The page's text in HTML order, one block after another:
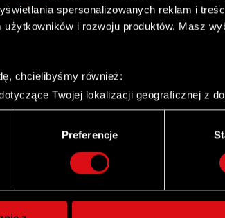
spersonalizowanych reklam i
użytkowników i rozwoju produktów. Masz
chcielibyśmy również:
Twojej lokalizacji geograficznej z
urządzenie, aktywnie analizując
tego, jak Twoje osobiste dane są
plików cookie możesz zmienić lub wycofać
do spersonalizowania treści i reklam,
Preferencje